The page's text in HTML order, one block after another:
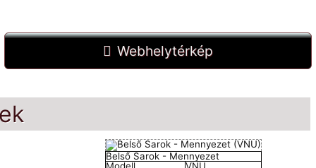
Webhelytérkép
Belső Sarok - Mennyezet